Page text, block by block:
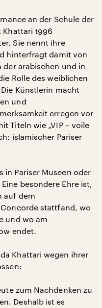
an der Schule der
Khattari 1996
Sie nennt ihre
hinterfragt damit von
der arabischen und in
Rolle des weiblichen
Künstlerin macht
und
erregen vor
Titeln wie „VIP – voile
islamischer Pariser
in Pariser Museen oder
besondere Ehre ist,
auf dem
stattfand, wo
und wo am
endet.
Khattari wegen ihrer
zum Nachdenken zu
Deshalb ist es